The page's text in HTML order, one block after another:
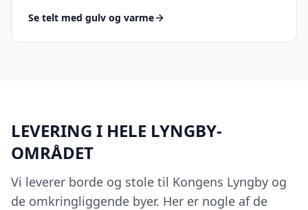
Se telt med gulv og varme
LEVERING I HELE LYNGBY-
OMRÅDET
Vi leverer borde og stole til Kongens Lyngby og
de omkringliggende byer. Her er nogle af de